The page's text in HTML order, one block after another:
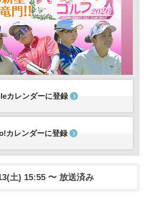
カレンダーに登録
カレンダーに登録
土) 15:55 〜 放送済み